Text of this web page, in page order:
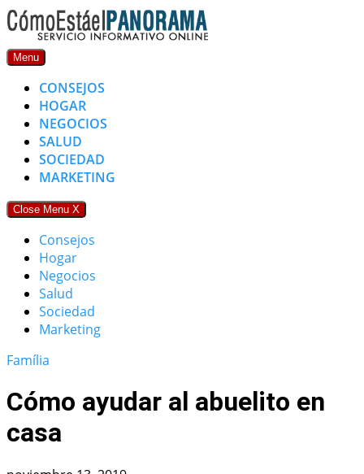
Skip
to
content
Menu
CONSEJOS
HOGAR
NEGOCIOS
SALUD
SOCIEDAD
MARKETING
Close Menu X
Consejos
Hogar
Negocios
Salud
Sociedad
Marketing
Família
Cómo ayudar al abuelito en
casa